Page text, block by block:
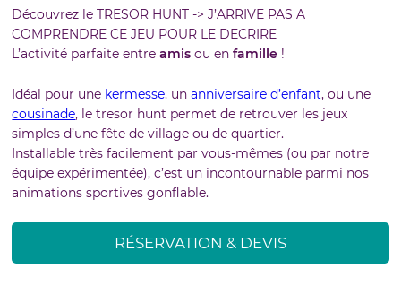
Découvrez le TRESOR HUNT -> J’ARRIVE PAS A
COMPRENDRE CE JEU POUR LE DECRIRE
L’activité parfaite entreamis ou enfamille !
Idéal pour une kermesse, unanniversaire d’enfant, ou une
cousinade, le tresor hunt permet de retrouver les jeux
simples d’une fête de village ou de quartier.
Installable très facilement par vous-mêmes (ou par notre
équipe expérimentée), c’est un incontournable parmi nos
animations sportives gonflable.
RÉSERVATION & DEVIS